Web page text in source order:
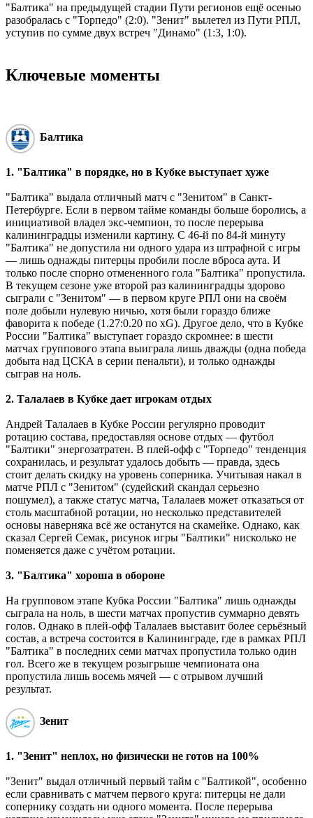
"Балтика" на предыдущей стадии Пути регионов ещё осенью
разобралась с "Торпедо" (2:0). "Зенит" вылетел из Пути РПЛ,
уступив по сумме двух встреч "Динамо" (1:3, 1:0).
Ключевые моменты
Балтика
1. "Балтика" в порядке, но в Кубке выступает хуже
"Балтика" выдала отличный матч с "Зенитом" в Санкт-
Петербурге. Если в первом тайме команды больше боролись, а
инициативой владел экс-чемпион, то после перерыва
калининградцы изменили картину. С 46-й по 84-й минуту
"Балтика" не допустила ни одного удара из штрафной с игры
― лишь однажды питерцы пробили после вброса аута. И
только после спорно отмененного гола "Балтика" пропустила.
В текущем сезоне уже второй раз калининградцы здорово
сыграли с "Зенитом" ― в первом круге РПЛ они на своём
поле добыли нулевую ничью, хотя были гораздо ближе
фаворита к победе (1.27:0.20 по xG). Другое дело, что в Кубке
России "Балтика" выступает гораздо скромнее: в шести
матчах группового этапа выиграла лишь дважды (одна победа
добыта над ЦСКА в серии пенальти), и только однажды
сыграв на ноль.
2. Талалаев в Кубке дает игрокам отдых
Андрей Талалаев в Кубке России регулярно проводит
ротацию состава, предоставляя основе отдых ― футбол
"Балтики" энергозатратен. В плей-офф с "Торпедо" тенденция
сохранилась, и результат удалось добыть ― правда, здесь
стоит делать скидку на уровень соперника. Учитывая накал в
матче РПЛ с "Зенитом" (судейский скандал серьезно
пошумел), а также статус матча, Талалаев может отказаться от
столь масштабной ротации, но несколько представителей
основы наверняка всё же останутся на скамейке. Однако, как
сказал Сергей Семак, рисунок игры "Балтики" нисколько не
поменяется даже с учётом ротации.
3. "Балтика" хороша в обороне
На групповом этапе Кубка России "Балтика" лишь однажды
сыграла на ноль, в шести матчах пропустив суммарно девять
голов. Однако в плей-офф Талалаев выставит более серьёзный
состав, а встреча состоится в Калининграде, где в рамках РПЛ
"Балтика" в последних семи матчах пропустила только один
гол. Всего же в текущем розыгрыше чемпионата она
пропустила лишь восемь мячей ― с отрывом лучший
результат.
Зенит
1. "Зенит" неплох, но физически не готов на 100%
"Зенит" выдал отличный первый тайм с "Балтикой", особенно
если сравнивать с матчем первого круга: питерцы не дали
сопернику создать ни одного момента. После перерыва